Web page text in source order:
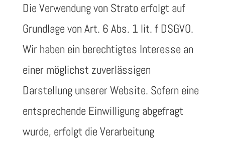
Die Verwendung von Strato erfolgt auf
Grundlage von Art. 6 Abs. 1 lit. f DSGVO.
Wir haben ein berechtigtes Interesse an
einer möglichst zuverlässigen
Darstellung unserer Website. Sofern eine
entsprechende Einwilligung abgefragt
wurde, erfolgt die Verarbeitung